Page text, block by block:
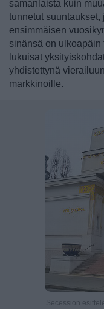
samanlaista kuin
tunnetut
ensimmäisen
sinänsä on
lukuisat
yhdistettynä
markkinoille.
Secession